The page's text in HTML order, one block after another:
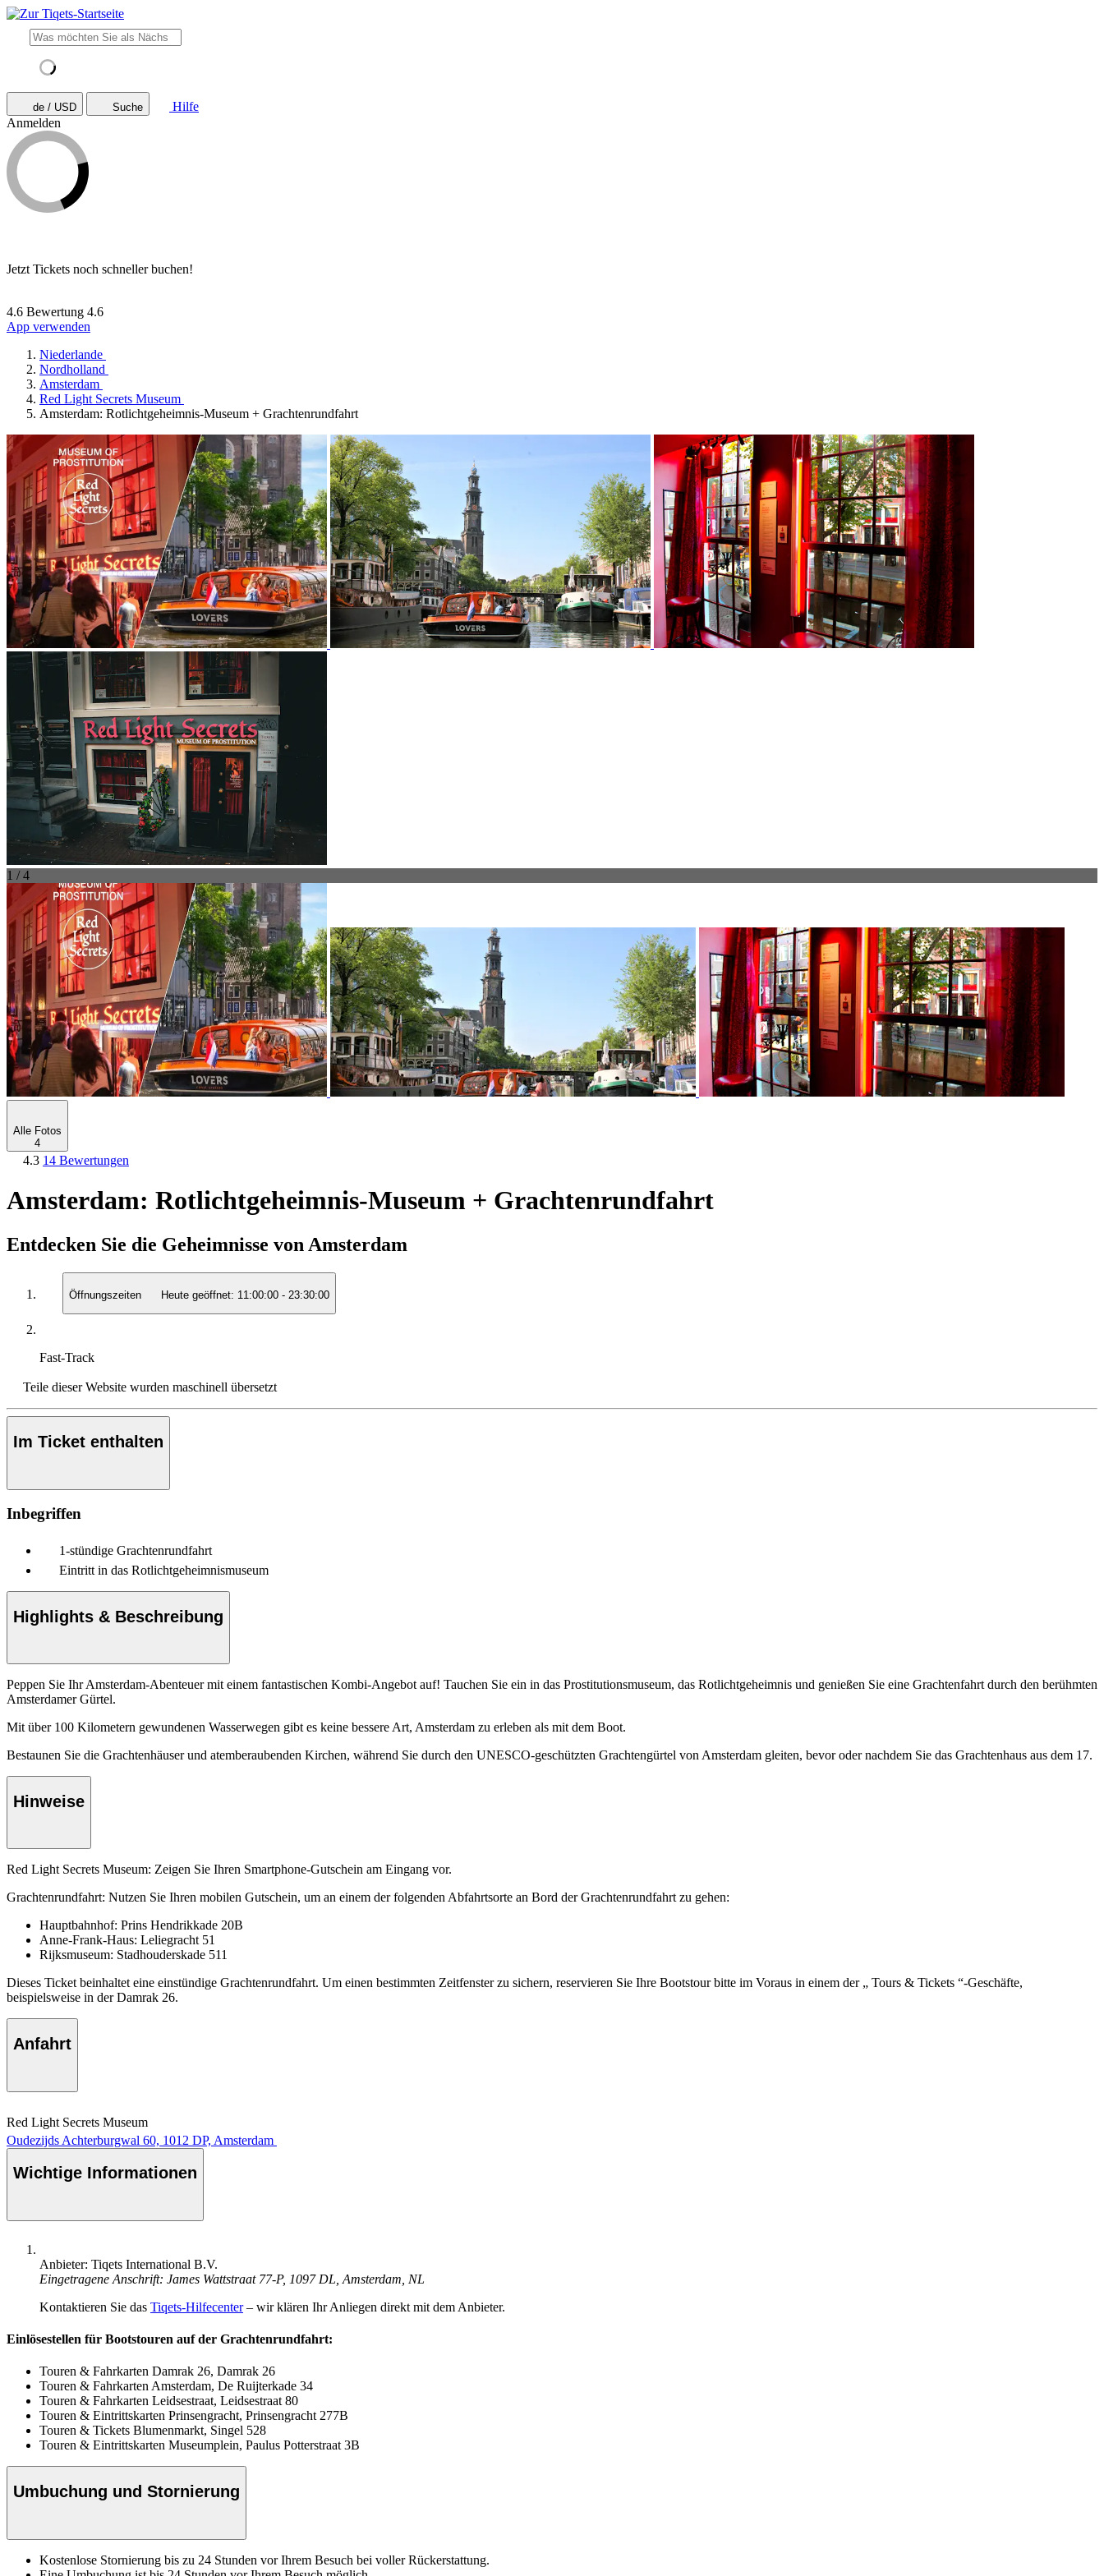
de / USD Suche
Hilfe
Anmelden
Jetzt Tickets noch schneller buchen!
4.6 Bewertung 4.6
App verwenden
Niederlande
Nordholland
Amsterdam
Red Light Secrets Museum
Amsterdam: Rotlichtgeheimnis-Museum + Grachtenrundfahrt
1 / 4
Alle Fotos
4
4.3 14 Bewertungen
Amsterdam: Rotlichtgeheimnis-Museum + Grachtenrundfahrt
Entdecken Sie die Geheimnisse von Amsterdam
Öffnungszeiten Heute geöffnet: 11:00:00 - 23:30:00
Fast-Track
Teile dieser Website wurden maschinell übersetzt
Im Ticket enthalten
Inbegriffen
1-stündige Grachtenrundfahrt
Eintritt in das Rotlichtgeheimnismuseum
Highlights & Beschreibung
Peppen Sie Ihr Amsterdam-Abenteuer mit einem fantastischen Kombi-Angebot auf! Tauchen Sie ein in das Prostitutionsmuseum, das Rotlichtgeheimnis und genießen Sie eine Grachtenfahrt durch den berühmten
Amsterdamer Gürtel.
Mit über 100 Kilometern gewundenen Wasserwegen gibt es keine bessere Art, Amsterdam zu erleben als mit dem Boot.
Bestaunen Sie die Grachtenhäuser und atemberaubenden Kirchen, während Sie durch den UNESCO-geschützten Grachtengürtel von Amsterdam gleiten, bevor oder nachdem Sie das Grachtenhaus aus dem 17.
Hinweise
Red Light Secrets Museum: Zeigen Sie Ihren Smartphone-Gutschein am Eingang vor.
Grachtenrundfahrt: Nutzen Sie Ihren mobilen Gutschein, um an einem der folgenden Abfahrtsorte an Bord der Grachtenrundfahrt zu gehen:
Hauptbahnhof: Prins Hendrikkade 20B
Anne-Frank-Haus: Leliegracht 51
Rijksmuseum: Stadhouderskade 511
Dieses Ticket beinhaltet eine einstündige Grachtenrundfahrt. Um einen bestimmten Zeitfenster zu sichern, reservieren Sie Ihre Bootstour bitte im Voraus in einem der „ Tours & Tickets “-Geschäfte,
beispielsweise in der Damrak 26.
Anfahrt
Red Light Secrets Museum
Oudezijds Achterburgwal 60, 1012 DP, Amsterdam
Wichtige Informationen
Anbieter: Tiqets International B.V.
Eingetragene Anschrift: James Wattstraat 77-P, 1097 DL, Amsterdam, NL
Kontaktieren Sie das Tiqets-Hilfecenter– wir klären Ihr Anliegen direkt mit dem Anbieter.
Einlösestellen für Bootstouren auf der Grachtenrundfahrt:
Touren & Fahrkarten Damrak 26, Damrak 26
Touren & Fahrkarten Amsterdam, De Ruijterkade 34
Touren & Fahrkarten Leidsestraat, Leidsestraat 80
Touren & Eintrittskarten Prinsengracht, Prinsengracht 277B
Touren & Tickets Blumenmarkt, Singel 528
Touren & Eintrittskarten Museumplein, Paulus Potterstraat 3B
Umbuchung und Stornierung
Kostenlose Stornierung bis zu 24 Stunden vor Ihrem Besuch bei voller Rückerstattung.